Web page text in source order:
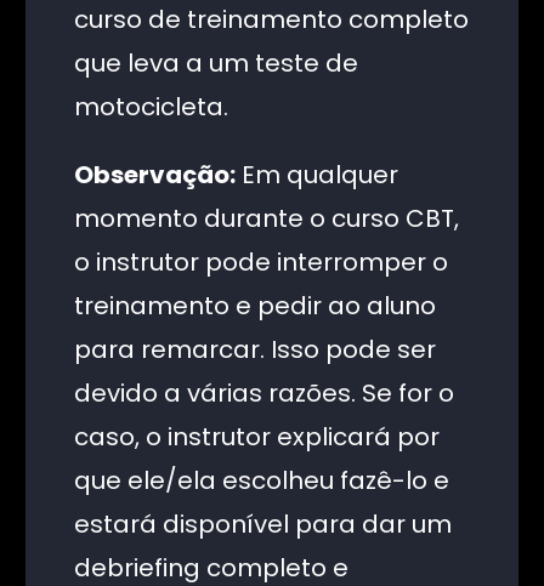
curso de treinamento completo
que leva a um teste de
motocicleta.
Observação:Em qualquer
momento durante o curso CBT,
o instrutor pode interromper o
treinamento e pedir ao aluno
para remarcar. Isso pode ser
devido a várias razões. Se for o
caso, o instrutor explicará por
que ele/ela escolheu fazê-lo e
estará disponível para dar um
debriefing completo e